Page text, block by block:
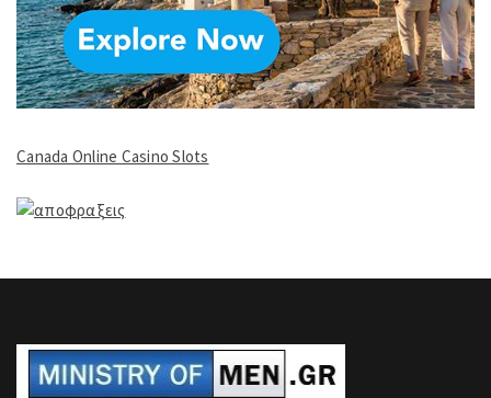
Canada Online Casino Slots